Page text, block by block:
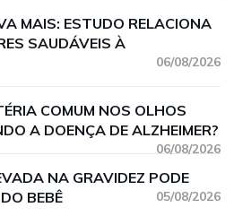
MAIS: ESTUDO RELACIONA
SAUDÁVEIS À
06/08/2026
COMUM NOS OLHOS
A DOENÇA DE ALZHEIMER?
06/08/2026
NA GRAVIDEZ PODE
BEBÊ
05/08/2026